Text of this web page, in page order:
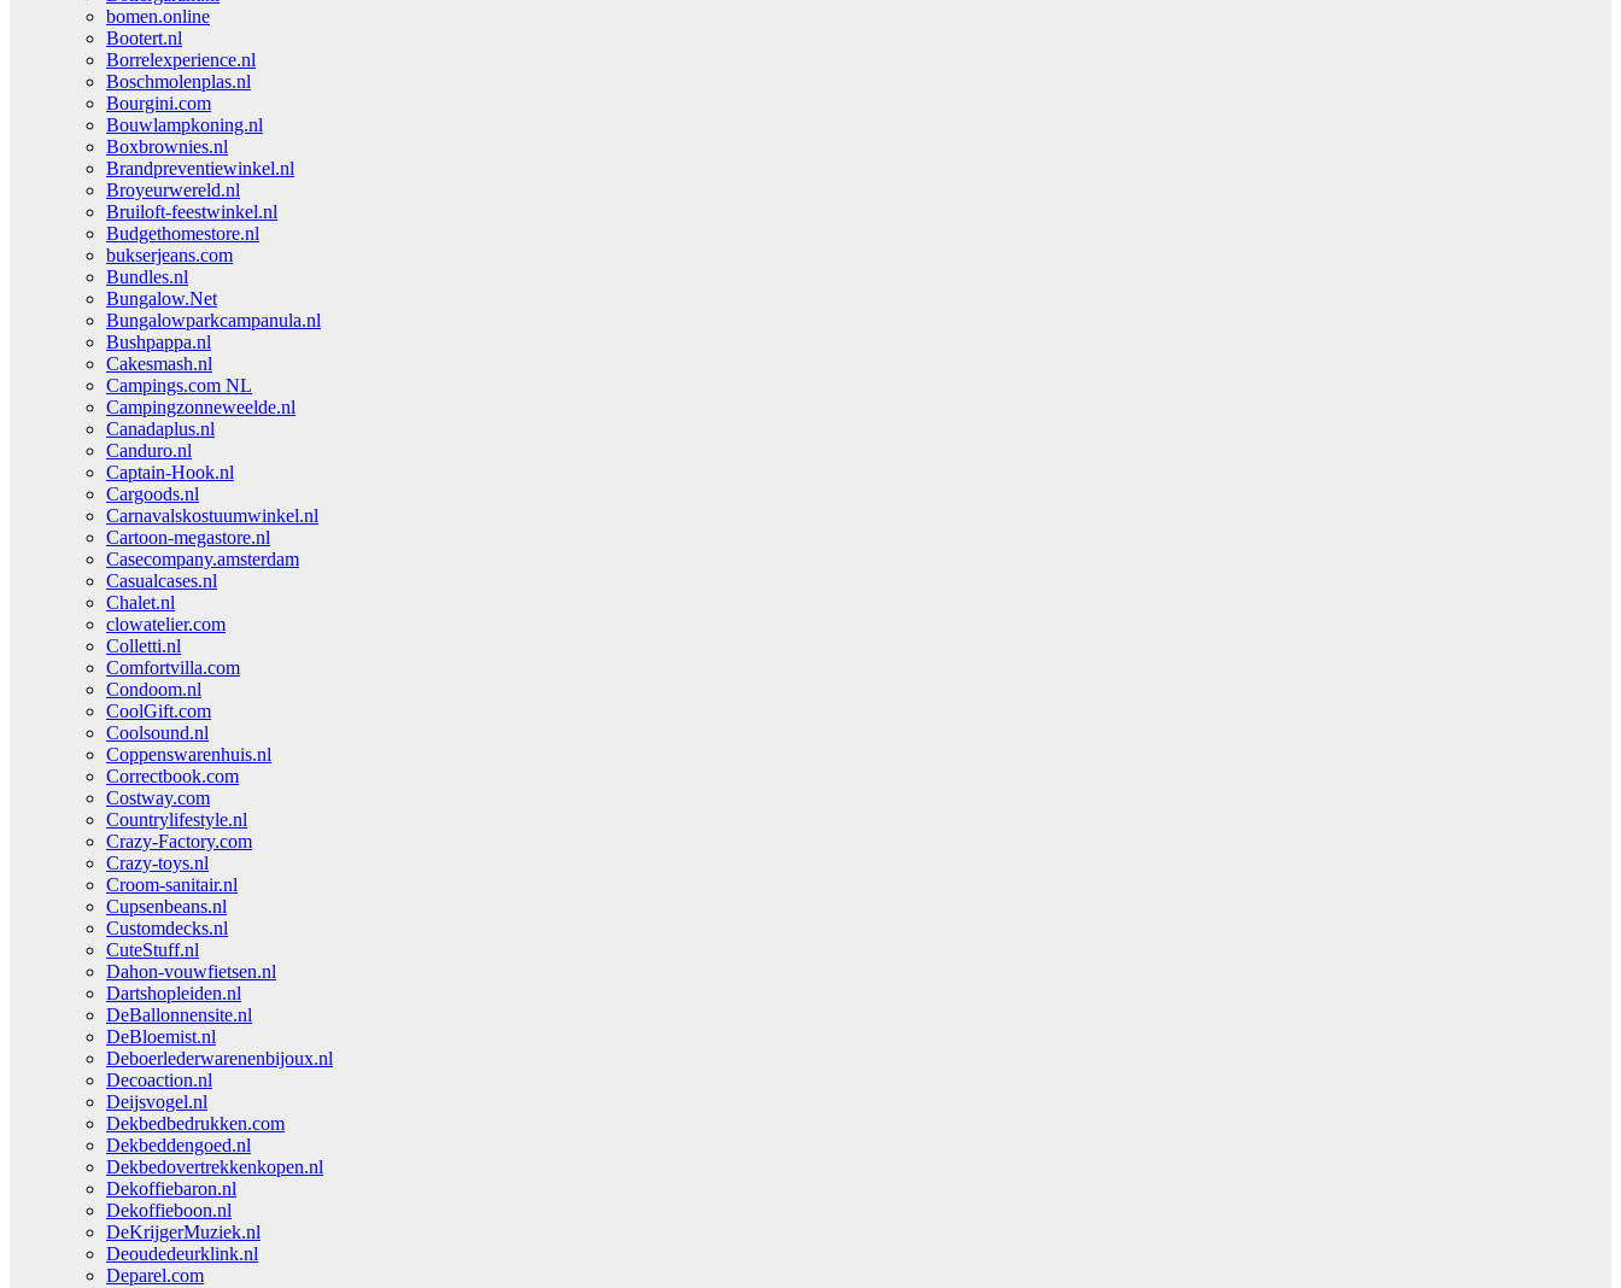
bomen.online
Bootert.nl
Borrelexperience.nl
Boschmolenplas.nl
Bourgini.com
Bouwlampkoning.nl
Boxbrownies.nl
Brandpreventiewinkel.nl
Broyeurwereld.nl
Bruiloft-feestwinkel.nl
Budgethomestore.nl
bukserjeans.com
Bundles.nl
Bungalow.Net
Bungalowparkcampanula.nl
Bushpappa.nl
Cakesmash.nl
Campings.com NL
Campingzonneweelde.nl
Canadaplus.nl
Canduro.nl
Captain-Hook.nl
Cargoods.nl
Carnavalskostuumwinkel.nl
Cartoon-megastore.nl
Casecompany.amsterdam
Casualcases.nl
Chalet.nl
clowatelier.com
Colletti.nl
Comfortvilla.com
Condoom.nl
CoolGift.com
Coolsound.nl
Coppenswarenhuis.nl
Correctbook.com
Costway.com
Countrylifestyle.nl
Crazy-Factory.com
Crazy-toys.nl
Croom-sanitair.nl
Cupsenbeans.nl
Customdecks.nl
CuteStuff.nl
Dahon-vouwfietsen.nl
Dartshopleiden.nl
DeBallonnensite.nl
DeBloemist.nl
Deboerlederwarenenbijoux.nl
Decoaction.nl
Deijsvogel.nl
Dekbedbedrukken.com
Dekbeddengoed.nl
Dekbedovertrekkenkopen.nl
Dekoffiebaron.nl
Dekoffieboon.nl
DeKrijgerMuziek.nl
Deoudedeurklink.nl
Deparel.com